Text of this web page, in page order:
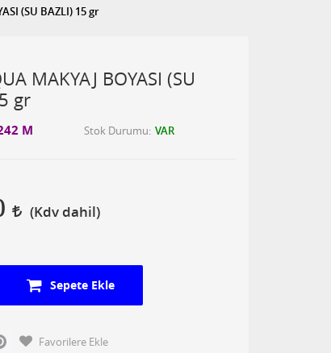
(SU BAZLI) 15 gr
MAKYAJ BOYASI (SU
gr
M Stok Durumu VAR
Sepete Ekle
PinterestFavorilere Ekle